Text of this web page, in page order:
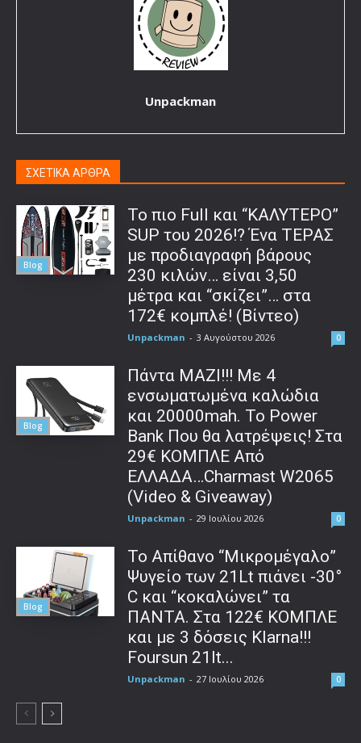
Unpackman
ΣΧΕΤΙΚΑ ΑΡΘΡΑ
Blog
To πιο Full και “ΚΑΛΥΤΕΡΟ”
SUP του 2026!? Ένα ΤΕΡΑΣ
με προδιαγραφή βάρους
230 κιλών… είναι 3,50
μέτρα και “σκίζει”… στα
172€ κομπλέ! (Βίντεο)
Unpackman - 3 Αυγούστου 2026 0
Blog
Πάντα ΜΑΖΙ!!! Με 4
ενσωματωμένα καλώδια
και 20000mah. Το Power
Bank Που θα λατρέψεις! Στα
29€ ΚΟΜΠΛΕ Από
ΕΛΛΑΔΑ…Charmast W2065
(Video & Giveaway)
Unpackman - 29 Ιουλίου 2026 0
Blog
Το Απίθανο “Μικρομέγαλο”
Ψυγείο των 21Lt πιάνει -30°
C και “κοκαλώνει” τα
ΠΑΝΤΑ. Στα 122€ ΚΟΜΠΛΕ
και με 3 δόσεις Klarna!!!
Foursun 21lt...
Unpackman - 27 Ιουλίου 2026 0